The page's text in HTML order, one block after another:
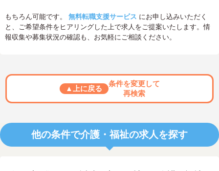
もちろん可能です。 無料転職支援サービス にお申し込みいただく
と、ご希望条件をヒアリングした上で求人をご提案いたします。情
報収集や募集状況の確認も、お気軽にご相談ください。
▲上に戻る
条件を変更して
再検索
他の条件で介護・福祉の求人を探す